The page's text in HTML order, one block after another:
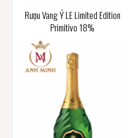
Rượu Vang Ý LE Limited Edition
Primitivo 18%